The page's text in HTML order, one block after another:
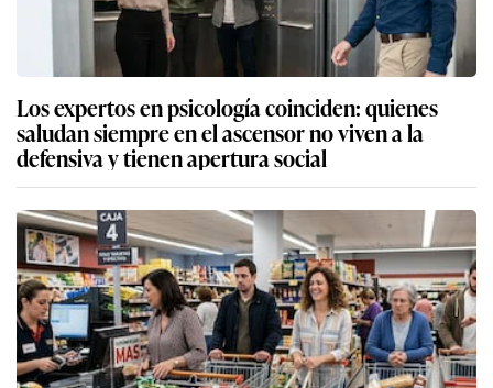
Los expertos en psicología coinciden: quienes
saludan siempre en el ascensor no viven a la
defensiva y tienen apertura social